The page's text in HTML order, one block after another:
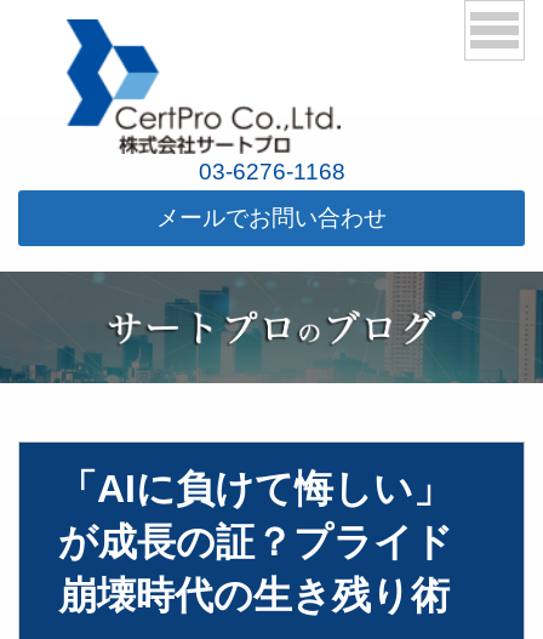
03-6276-1168
メールでお問い合わせ
「AIに負けて悔しい」
が成長の証？プライド
崩壊時代の生き残り術